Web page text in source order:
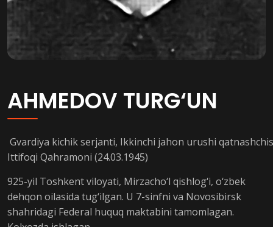
AHMEDOV TURG‘UN
Gvardiya kichik serjanti, Ikkinchi jahon urushi
Ittifoqi Qahramoni (24.03.1945)
925-yil Toshkent viloyati, Mirzacho‘l qishlog‘i, o‘zbek
dehqon oilasida tug‘ilgan. U 7-sinfni va Novosibirsk
shahridagi Federal huquq maktabini tamomlagan.